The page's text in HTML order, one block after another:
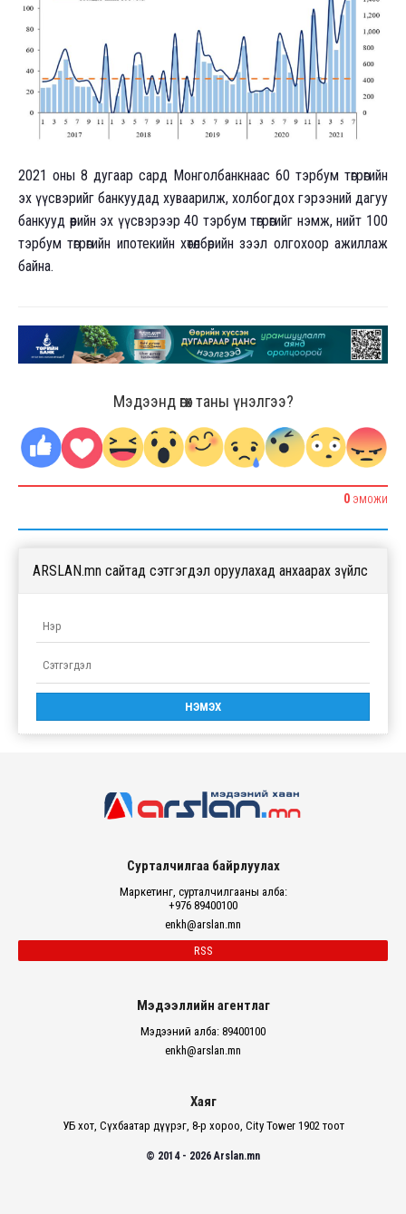
2021 оны 8 дугаар сард Монголбанкнаас 60 тэрбум төгрөгийн
эх үүсвэрийг банкуудад хуваарилж, холбогдох гэрээний дагуу
банкууд өөрийн эх үүсвэрээр 40 тэрбум төгрөгийг нэмж, нийт 100
тэрбум төгрөгийн ипотекийн хөтөлбөрийн зээл олгохоор ажиллаж
байна.
Мэдээнд өгөх таны үнэлгээ?
0 ЭМОЖИ
ARSLAN.mn сайтад сэтгэгдэл оруулахад анхаарах зүйлс
Сурталчилгаа байрлуулах
Маркетинг, сурталчилгааны алба:
+976 89400100
enkh@arslan.mn
RSS
Мэдээллийн агентлаг
Мэдээний алба: 89400100
enkh@arslan.mn
Хаяг
УБ хот, Сүхбаатар дүүрэг, 8-р хороо, City Tower 1902 тоот
© 2014 - 2026 Arslan.mn